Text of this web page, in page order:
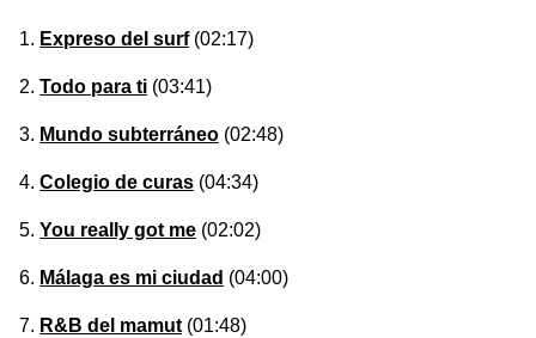
Expreso del surf(02:17)
Todo para ti (03:41)
Mundo subterráneo (02:48)
Colegio de curas (04:34)
You really got me (02:02)
Málaga es mi ciudad (04:00)
R&B del mamut (01:48)